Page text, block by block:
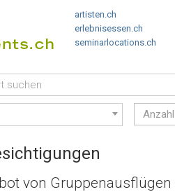
artisten.ch
erlebnisessen.ch
seminarlocations.ch
von